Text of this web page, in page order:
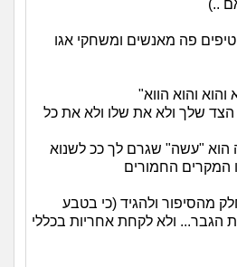
..)
פה מאנשים ומשחקי אגו
הצד שלך ולא את שלו ולא את כל
הוא "עשה" שגרם לך ככ לשנוא
המקרים החמורים
מהסיפור ולהגיד (כי בטבע
את הגבר... ולא לקחת אחריות בכללי